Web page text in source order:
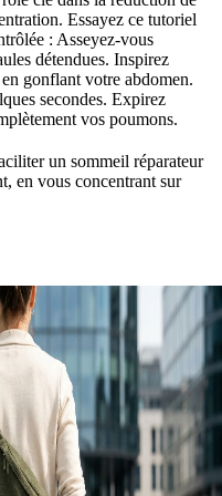
Essayez ce tutoriel
: Asseyez-vous
détendues. Inspirez
gonflant votre abdomen.
secondes. Expirez
vos poumons.
un sommeil réparateur
en vous concentrant sur